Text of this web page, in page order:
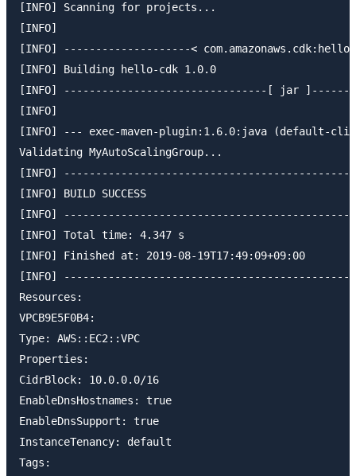
[INFO] Scanning for projects...
[INFO]
[INFO] --------------------<
[INFO] Building hello-cdk 1.0.0
[INFO] --------------------------------[ jar
[INFO]
[INFO] --- exec-maven-plugin:1.6.0:java (default-
Validating MyAutoScalingGroup...
[INFO]
[INFO] BUILD SUCCESS
[INFO]
[INFO] Total time: 4.347 s
[INFO] Finished at: 2019-08-19T17:49:09+09:00
[INFO]
Resources:
VPCB9E5F0B4:
Type: AWS::EC2::VPC
Properties:
CidrBlock: 10.0.0.0/16
EnableDnsHostnames: true
EnableDnsSupport: true
InstanceTenancy: default
Tags: